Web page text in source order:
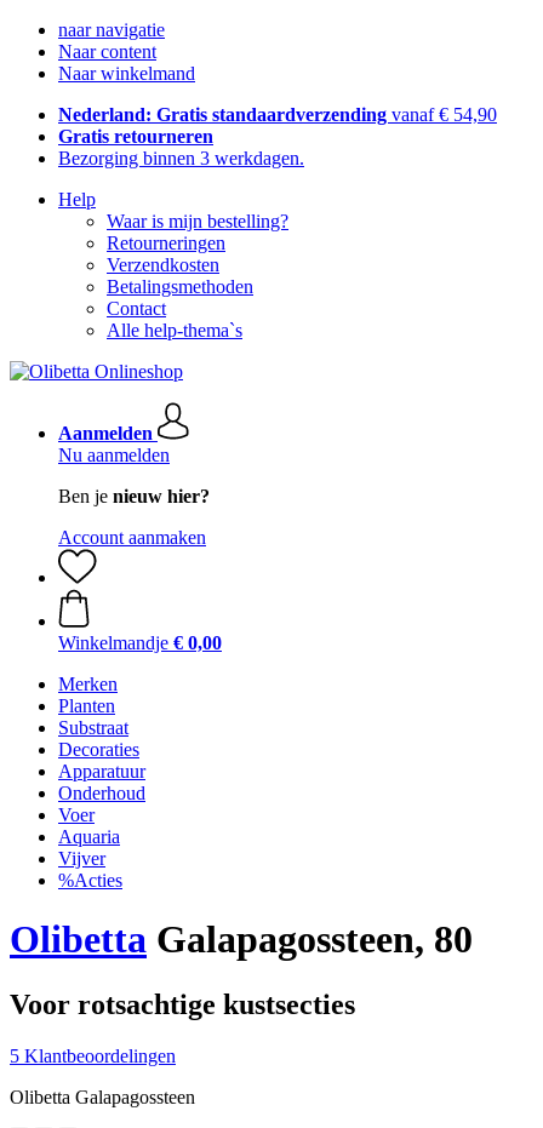
naar navigatie
Naar content
Naar winkelmand
Nederland: Gratis standaardverzending vanaf € 54,90
Gratis retourneren
Bezorging binnen 3 werkdagen.
Help
Waar is mijn bestelling?
Retourneringen
Verzendkosten
Betalingsmethoden
Contact
Alle help-thema`s
Aanmelden
Nu aanmelden
Ben je nieuw hier?
Account aanmaken
Winkelmandje € 0,00
Merken
Planten
Substraat
Decoraties
Apparatuur
Onderhoud
Voer
Aquaria
Vijver
%Acties
Olibetta Galapagossteen, 80
Voor rotsachtige kustsecties
5 Klantbeoordelingen
Olibetta Galapagossteen